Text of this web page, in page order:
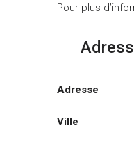
Pour plus
Adresse
Ville